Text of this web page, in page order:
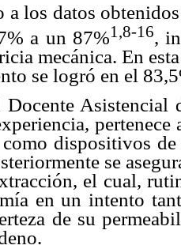
a los datos
a un 87%1,8-16,
mecánica. En
se logró en el
Asistencial
dispositivos
se
el cual,
en un intento
de su